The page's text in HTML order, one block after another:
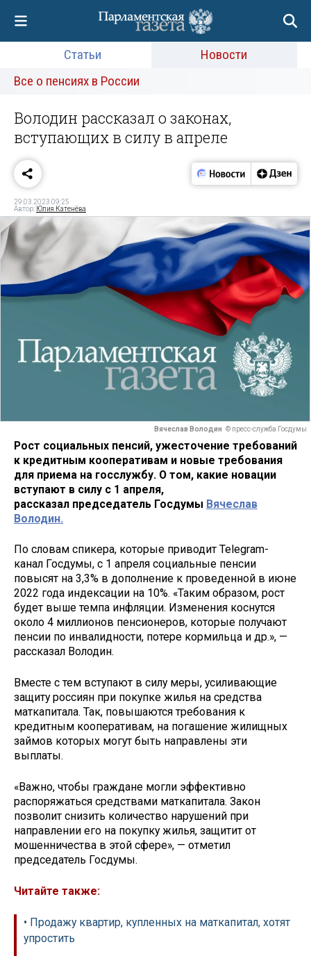
Статьи
Новости
Все о пенсиях в России
Володин рассказал о законах,
вступающих в силу в апреле
29.03.2023 09:25
Автор: Юлия Катенёва
Вячеслав Володин © пресс-служба Госдумы
Рост социальных пенсий, ужесточение требований
к кредитным кооперативам и новые требования
для приема на госслужбу. О том, какие новации
вступают в силу с 1 апреля,
рассказал председатель Госдумы Вячеслав
Володин.
По словам спикера, которые приводит Telegram-
канал Госдумы, с 1 апреля социальные пенсии
повысят на 3,3% в дополнение к проведенной в июне
2022 года индексации на 10%. «Таким образом, рост
будет выше темпа инфляции. Изменения коснутся
около 4 миллионов пенсионеров, которые получают
пенсии по инвалидности, потере кормильца и др.», —
рассказал Володин.
Вместе с тем вступают в силу меры, усиливающие
защиту россиян при покупке жилья на средства
маткапитала. Так, повышаются требования к
кредитным кооперативам, на погашение жилищных
займов которых могут быть направлены эти
выплаты.
«Важно, чтобы граждане могли эффективно
распоряжаться средствами маткапитала. Закон
позволит снизить количество нарушений при
направлении его на покупку жилья, защитит от
мошенничества в этой сфере», — отметил
председатель Госдумы.
Читайте также:
• Продажу квартир, купленных на маткапитал, хотят
упростить